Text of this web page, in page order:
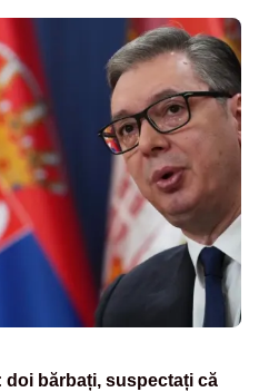
bărbați, suspectați că